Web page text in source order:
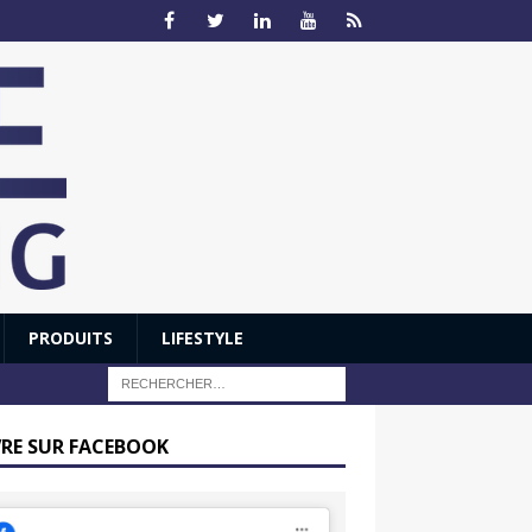
PRODUITS LIFESTYLE
SUR FACEBOOK